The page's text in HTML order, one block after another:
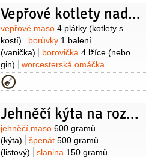
300 gramů
vejce4 kusy
kapary
1 hrst
šťáva citronová (z 1
citronu)
sůl
K podávání:
kapary
rukola
sýr
Parmezán
ředkvičky
Vepřové kotlety nadivoko
Suroviny
vepřové maso 4 plátky (kotlety s
kostí)
borůvky 1 balení
(vanička)
borovička 4 lžíce (nebo
gin)
worcesterská omáčka
2 lžíce
1 lžíce
jalovec1 snítka
mouka
Kategorie
Jehněčí kýta na rozmarýnu se špenátem
Suroviny
jehněčí maso 600 gramů
(kýta)
špenát 500 gramů
(listový)
slanina 150 gramů